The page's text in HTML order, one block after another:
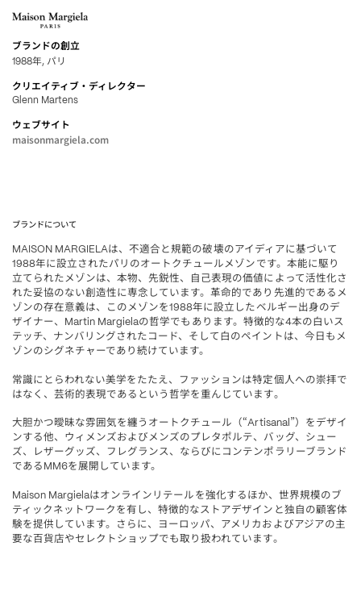
ブランドの創立
1988年, パリ
クリエイティブ・ディレクター
Glenn Martens
ウェブサイト
maisonmargiela.com
ブランドについて
MAISON MARGIELAは、不適合と規範の破壊のアイディアに基づいて
1988年に設立されたパリのオートクチュールメゾンです。本能に駆り
立てられたメゾンは、本物、先鋭性、自己表現の価値によって活性化さ
れた妥協のない創造性に専念しています。革命的であり先進的であるメ
ゾンの存在意義は、このメゾンを1988年に設立したベルギー出身のデ
ザイナー、 Martin Margielaの哲学でもあります。特徴的な4本の白いス
テッチ、ナンバリングされたコード、そして白のペイントは、今日もメ
ゾンのシグネチャーであり続けています。
常識にとらわれない美学をたたえ、ファッションは特定個人への崇拝で
はなく、芸術的表現であるという哲学を重んじています。
大胆かつ曖昧な雰囲気を纏うオートクチュール （“Artisanal”） をデザイ
ンする他、ウィメンズおよびメンズのプレタポルテ、バッグ、シュー
ズ、レザーグッズ、フレグランス、ならびにコンテンポラリーブランド
であるMM6を展開しています。
Maison Margielaはオンラインリテールを強化するほか、世界規模のブ
ティックネットワークを有し、特徴的なストアデザインと独自の顧客体
験を提供しています。さらに、ヨーロッパ、アメリカおよびアジアの主
要な百貨店やセレクトショップでも取り扱われています。